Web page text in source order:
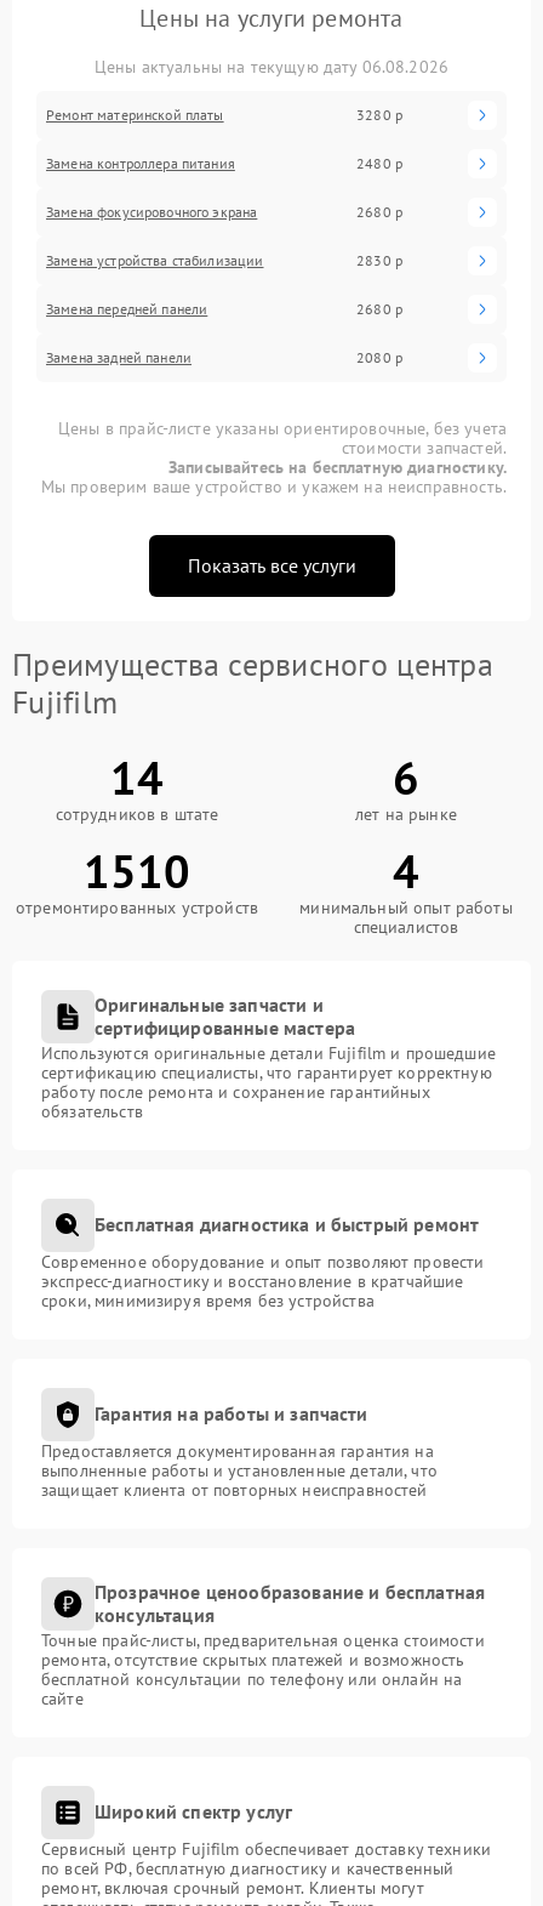
Цены на услуги ремонта
Цены актуальны на текущую дату 06.08.2026
Ремонт материнской платы 3280 р
Замена контроллера питания 2480 р
Замена фокусировочного экрана 2680 р
Замена устройства стабилизации 2830 р
Замена передней панели 2680 р
Замена задней панели 2080 р
Цены в прайс-листе указаны ориентировочные, без учета
стоимости запчастей.
Записывайтесь на бесплатную диагностику.
Мы проверим ваше устройство и укажем на неисправность.
Показать все услуги
Преимущества сервисного центра
Fujifilm
14
сотрудников в штате
6
лет на рынке
1510
отремонтированных устройств
4
минимальный опыт работы
специалистов
Оригинальные запчасти и
сертифицированные мастера
Используются оригинальные детали Fujifilm и прошедшие
сертификацию специалисты, что гарантирует корректную
работу после ремонта и сохранение гарантийных
обязательств
Бесплатная диагностика и быстрый ремонт
Современное оборудование и опыт позволяют провести
экспресс-диагностику и восстановление в кратчайшие
сроки, минимизируя время без устройства
Гарантия на работы и запчасти
Предоставляется документированная гарантия на
выполненные работы и установленные детали, что
защищает клиента от повторных неисправностей
Прозрачное ценообразование и бесплатная
консультация
Точные прайс-листы, предварительная оценка стоимости
ремонта, отсутствие скрытых платежей и возможность
бесплатной консультации по телефону или онлайн на
сайте
Широкий спектр услуг
Сервисный центр Fujifilm обеспечивает доставку техники
по всей РФ, бесплатную диагностику и качественный
ремонт, включая срочный ремонт. Клиенты могут